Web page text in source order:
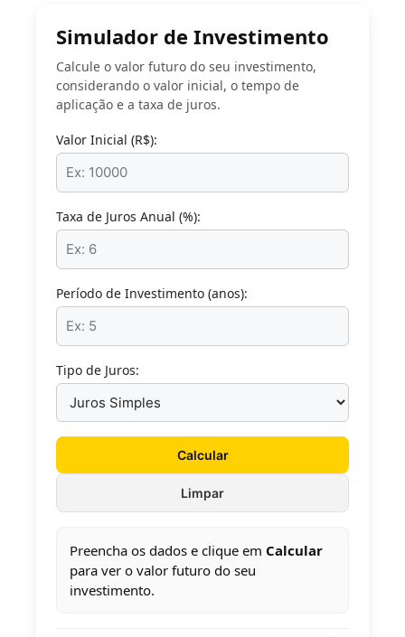
Simulador de Investimento
Calcule o valor futuro do seu investimento,
considerando o valor inicial, o tempo de
aplicação e a taxa de juros.
Valor Inicial (R$):
Taxa de Juros Anual (%):
Período de Investimento (anos):
Tipo de Juros:
Calcular
Limpar
Preencha os dados e clique em Calcular
para ver o valor futuro do seu
investimento.